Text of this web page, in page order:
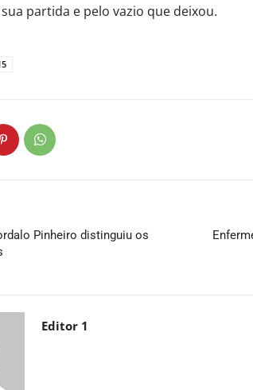
partida e pelo vazio que deixou.
Pinheiro distinguiu os
Editor 1